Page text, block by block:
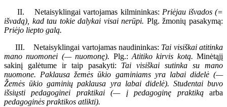
II. Netaisyklingai vartojamas kilmininkas: Priėjau išvados (=
išvadą), kad tau tokie dalykai visai nerūpi. Plg. žmonių pasakymą:
Priėjo liepto galą.
III. Netaisyklingai vartojamas naudininkas: Tai visiškai atitinka
mano nuomonei (— nuomonę). Plg.: Atitiko kirvis kotą. Minėtąjį
sakinį galėtume ir taip pasakyti: Tai visiškai sutinka su mano
nuomone. Paklausa žemės ūkio gaminiams yra labai didelė (—
Žemės ūkio gaminių paklausa yra labai didelė). Studentai buvo
išsiųsti pedagoginei praktikai (— į pedagoginę praktikąarba
pedagoginės praktikos atlikti).